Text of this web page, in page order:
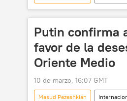
Rusia
Irán
Putin confirma
favor de la
Oriente Medio
10 de marzo, 16:07 GMT
Masud Pezeshkián